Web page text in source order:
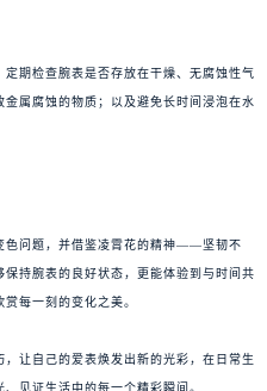
期检查腕表是否存放在干燥、无腐蚀性气
属腐蚀的物质；以及避免长时间浸泡在水
色问题，并借鉴凌霄花的精神——坚韧不
持腕表的良好状态，更能体验到与时间共
每一刻的变化之美。
让自己的爱表焕发出新的光彩，在日常生
见证生活中的每一个精彩瞬间。